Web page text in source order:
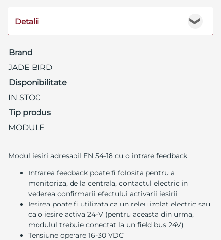
❯
Detalii
Brand
JADE BIRD
Disponibilitate
IN STOC
Tip produs
MODULE
Modul iesiri adresabil EN 54-18 cu o intrare feedback
Intrarea feedback poate fi folosita pentru a
monitoriza, de la centrala, contactul electric in
vederea confirmarii efectului activarii iesirii
Iesirea poate fi utilizata ca un releu izolat electric sau
ca o iesire activa 24-V (pentru aceasta din urma,
modulul trebuie conectat la un field bus 24V)
Tensiune operare 16-30 VDC